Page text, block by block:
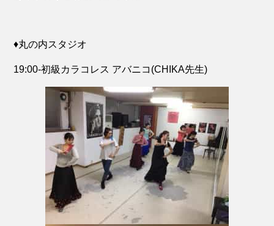
♦️丸の内スタジオ
19:00-初級カラコレス アバニコ(CHIKA先生)